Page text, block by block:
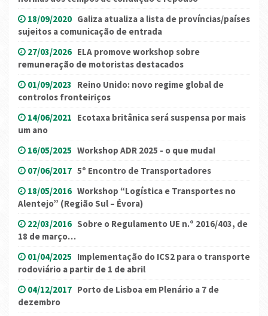
18/09/2020 Galiza atualiza a lista de províncias/países
sujeitos a comunicação de entrada
27/03/2026 ELA promove workshop sobre
remuneração de motoristas destacados
01/09/2023 Reino Unido: novo regime global de
controlos fronteiriços
14/06/2021 Ecotaxa britânica será suspensa por mais
um ano
16/05/2025 Workshop ADR 2025 - o que muda!
07/06/2017 5º Encontro de Transportadores
18/05/2016 Workshop “Logística e Transportes no
Alentejo” (Região Sul – Évora)
22/03/2016 Sobre o Regulamento UE n.º 2016/403, de
18 de março…
01/04/2025 Implementação do ICS2 para o transporte
rodoviário a partir de 1 de abril
04/12/2017 Porto de Lisboa em Plenário a 7 de
dezembro